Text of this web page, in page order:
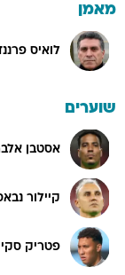
מאמן
לואיס
שוערים
אסטבן
קיילור
פטריק